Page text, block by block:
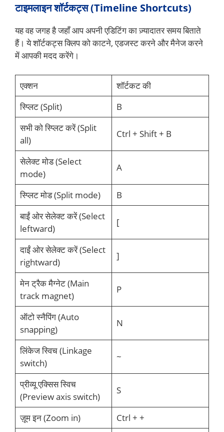
टाइमलाइन शॉर्टकट्स (Timeline Shortcuts)
यह वह जगह है जहाँ आप अपनी एडिटिंग का ज़्यादातर समय बिताते
हैं। ये शॉर्टकट्स क्लिप को काटने, एडजस्ट करने और मैनेज करने
में आपकी मदद करेंगे।
एक्शन
शॉर्टकट की
स्प्लिट (Split)
B
सभी को स्प्लिट करें (Split
all)
Ctrl + Shift + B
सेलेक्ट मोड (Select
mode)
A
स्प्लिट मोड (Split mode)
B
बाईं ओर सेलेक्ट करें (Select
leftward)
[
दाईं ओर सेलेक्ट करें (Select
rightward)
]
मेन ट्रैक मैग्नेट (Main
track magnet)
P
ऑटो स्नैपिंग (Auto
snapping)
N
लिंकेज स्विच (Linkage
switch)
~
प्रीव्यू एक्सिस स्विच
(Preview axis switch)
S
ज़ूम इन (Zoom in)
Ctrl + +